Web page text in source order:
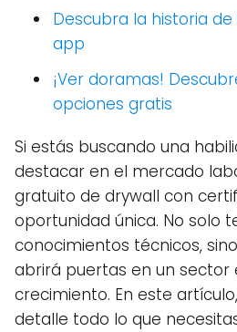
Descubra la historia
app
¡Ver doramas!
opciones gratis
Si estás buscando una
destacar en el mercado
gratuito de drywall con
oportunidad única. No solo
conocimientos técnicos,
abrirá puertas en un sector
crecimiento. En este
detalle todo lo que